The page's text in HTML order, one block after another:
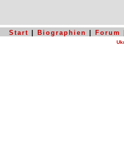
Start Biographien Forum